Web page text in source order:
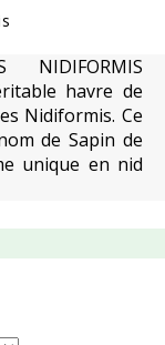
NIDIFORMIS
havre de
Nidiformis. Ce
de Sapin de
unique en nid